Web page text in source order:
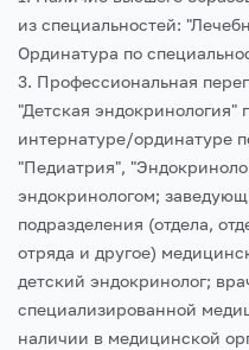
из специальностей:
Ординатура по
3. Профессиональная
"Детская эндокринология"
интернатуре/ординатуре
"Педиатрия",
эндокринологом;
подразделения (отдела,
отряда и другое)
детский эндокринолог;
специализированной
наличии в медицинской